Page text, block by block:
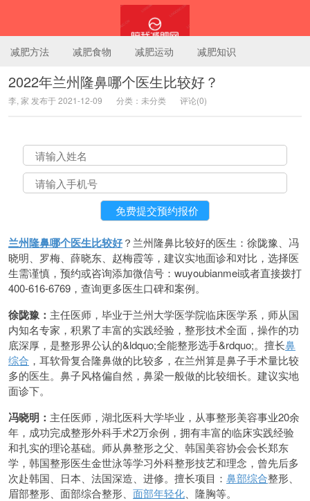
陪我减肥网
减肥方法 减肥食物 减肥运动 减肥知识
2022年兰州隆鼻哪个医生比较好？
李, 家 发布于 2021-12-09 分类：未分类 评论(0)
兰州隆鼻哪个医生比较好？兰州隆鼻比较好的医生：徐陇豫、冯
晓明、罗梅、薛晓东、赵梅霞等，建议实地面诊和对比，选择医
生需谨慎，预约或咨询添加微信号：wuyoubianmei或者直接拨打
400-616-6769，查询更多医生口碑和案例。
徐陇豫： 主任医师，毕业于兰州大学医学院临床医学系，师从国
内知名专家，积累了丰富的实践经验，整形技术全面，操作的功
底深厚，是整形界公认的&ldquo;全能整形选手&rdquo;。擅长鼻
综合 ，耳软骨复合隆鼻做的比较多，在兰州算是鼻子手术量比较
多的医生。鼻子风格偏自然，鼻梁一般做的比较细长。建议实地
面诊下。
冯晓明： 主任医师，湖北医科大学毕业，从事整形美容事业20余
年，成功完成整形外科手术2万余例，拥有丰富的临床实践经验
和扎实的理论基础。师从鼻整形之父、韩国美容协会会长郑东
学，韩国整形医生金世泳等学习外科整形技艺和理念，曾先后多
次赴韩国、日本、法国深造、进修。擅长项目： 鼻部综合整形、
眉部整形、面部综合整形、 面部年轻化 、隆胸等。